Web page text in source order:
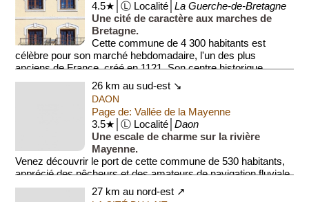
4.5★│Ⓛ Localité│La Guerche-de-Bretagne
Une cité de caractère aux marches de
Bretagne.
Cette commune de 4 300 habitants est
célèbre pour son marché hebdomadaire, l'un des plus
anciens de France, créé en 1121. Son centre historique
s'eno...
26 km au sud-est ↘
DAON
Page de: Vallée de la Mayenne
3.5★│Ⓛ Localité│Daon
Une escale de charme sur la rivière
Mayenne.
Venez découvrir le port de cette commune de 530 habitants,
apprécié des pêcheurs et des amateurs de navigation fluviale.
Le village a conservé d...
27 km au nord-est ↗